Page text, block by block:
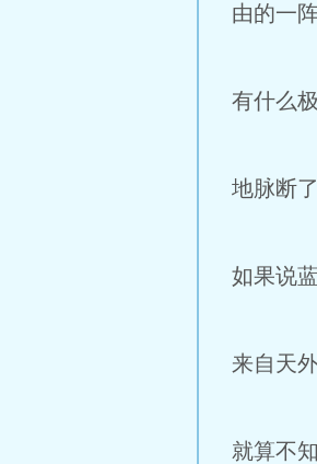
由的一
有什么
地脉断了
如果说
来自天
就算不